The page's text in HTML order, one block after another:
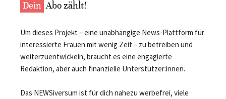
Dein Abo zählt!
Um dieses Projekt – eine unabhängige News-Plattform für
interessierte Frauen mit wenig Zeit – zu betreiben und
weiterzuentwickeln, braucht es eine engagierte
Redaktion, aber auch finanzielle Unterstützer:innen.
Das NEWSiversum ist für dich nahezu werbefrei, viele